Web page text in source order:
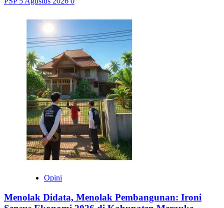
Opini
Menolak Didata, Menolak Pembangunan: Ironi